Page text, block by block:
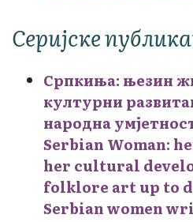
Серијске
Српкиња: њезин
културни
народна
Serbian Woman:
her cultural
folklore art up to
Serbian women